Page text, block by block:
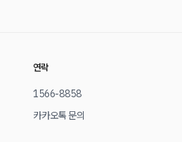
연락
1566-8858
카카오톡 문의